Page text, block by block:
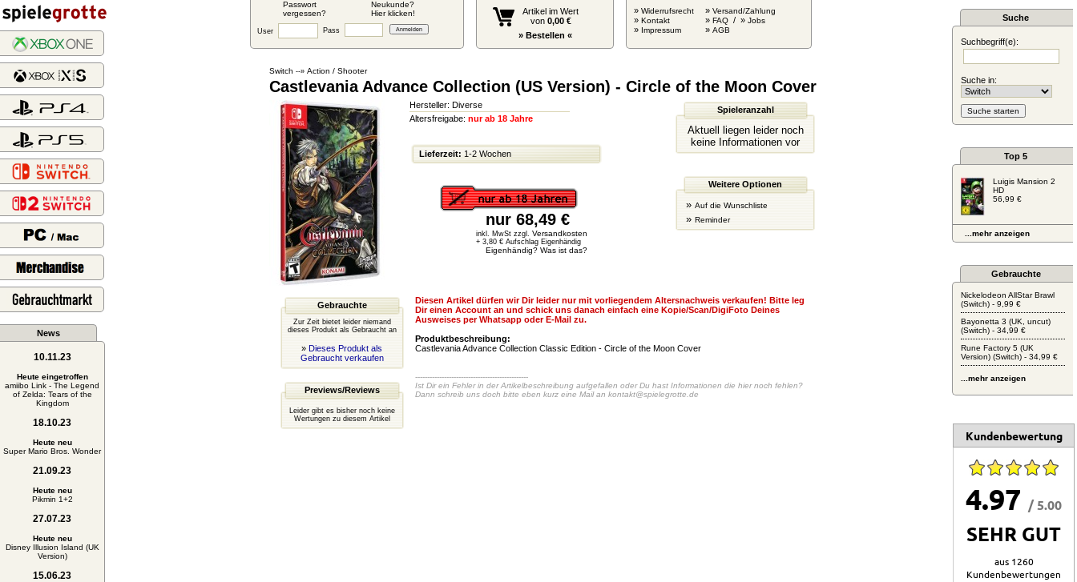
Passwort
vergessen?
Neukunde?
Hier klicken!
User Pass
Artikel im Wert
von 0,00 €
» Bestellen «
» Widerrufsrecht
» Kontakt
» Impressum
» Versand/Zahlung
» FAQ / » Jobs
» AGB
News
10.11.23
Heute eingetroffen
amiibo Link - The Legend
of Zelda: Tears of the
Kingdom
18.10.23
Heute neu
Super Mario Bros. Wonder
21.09.23
Heute neu
Pikmin 1+2
27.07.23
Heute neu
Disney Illusion Island (UK
Version)
15.06.23
Switch --» Action / Shooter
Castlevania Advance Collection (US Version) - Circle of the Moon Cover
Hersteller: Diverse
Altersfreigabe: nur ab 18 Jahre
Lieferzeit: 1-2 Wochen
nur 68,49 €
inkl. MwSt zzgl. Versandkosten
+ 3,80 € Aufschlag Eigenhändig
Eigenhändig? Was ist das?
Spieleranzahl
Aktuell liegen leider noch
keine Informationen vor
Weitere Optionen
» Auf die Wunschliste
» Reminder
Gebrauchte
Zur Zeit bietet leider niemand
dieses Produkt als Gebraucht an
» Dieses Produkt als
Gebraucht verkaufen
Previews/Reviews
Leider gibt es bisher noch keine
Wertungen zu diesem Artikel
Diesen Artikel dürfen wir Dir leider nur mit vorliegendem Altersnachweis verkaufen! Bitte leg
Dir einen Account an und schick uns danach einfach eine Kopie/Scan/DigiFoto Deines
Ausweises per Whatsapp oder E-Mail zu.
Produktbeschreibung:
Castlevania Advance Collection Classic Edition - Circle of the Moon Cover
-----------------------------------------------
Ist Dir ein Fehler in der Artikelbeschreibung aufgefallen oder Du hast Informationen die hier noch fehlen?
Dann schreib uns doch bitte eben kurz eine Mail an kontakt@spielegrotte.de
Suche
Suchbegriff(e):
Suche in:
Top 5
Luigis Mansion 2
HD
56,99 €
...mehr anzeigen
Gebrauchte
Nickelodeon AllStar Brawl
(Switch) - 9,99 €
Bayonetta 3 (UK, uncut)
(Switch) - 34,99 €
Rune Factory 5 (UK
Version) (Switch) - 34,99 €
...mehr anzeigen
Kundenbewertung
4.97 / 5.00
SEHR GUT
aus 1260
Kundenbewertungen